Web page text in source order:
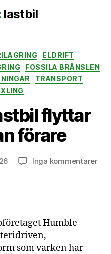
lastbil
ELDRIFT
FOSSILA BRÄNSLEN
TRANSPORT
flyttar
förare
Inga kommentarertill
Humble
som varken har